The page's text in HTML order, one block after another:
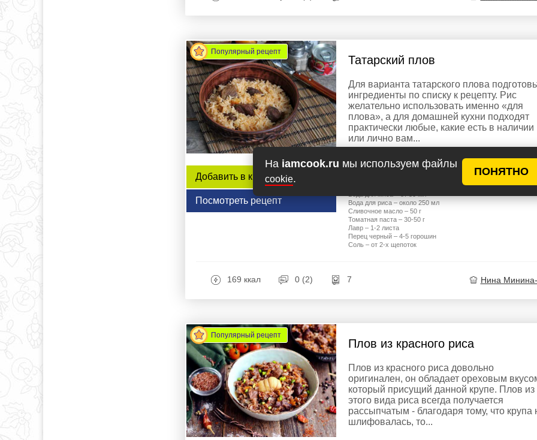
На iamcook.ru мы используем файлы
cookie.
ПОНЯТНО
Популярный рецепт
Добавить в книгу рецептов
Посмотреть рецепт
Татарский плов
Для варианта татарского плова
ингредиенты по списку к рецепту. Рис
желательно использовать именно «для
плова», а для домашней кухни подходят
практически любые, какие есть в наличии
или лично вам...
Ингредиенты
Говядина – 500 г
Вода для мяса – от 50 мл
Вода для риса – около 250 мл
Сливочное масло – 50 г
Томатная паста – 30-50 г
Лавр – 1-2 листа
Перец черный – 4-5 горошин
Соль – от 2-х щепоток
169 ккал 0 (2) 7 Нина
Популярный рецепт
Плов из красного риса
Плов из красного риса довольно
оригинален, он обладает ореховым
который присущий данной крупе. Плов из
этого вида риса всегда получается
рассыпчатым - благодаря тому, что крупа
шлифовалась, то...